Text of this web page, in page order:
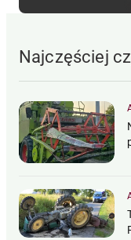
Najczęściej